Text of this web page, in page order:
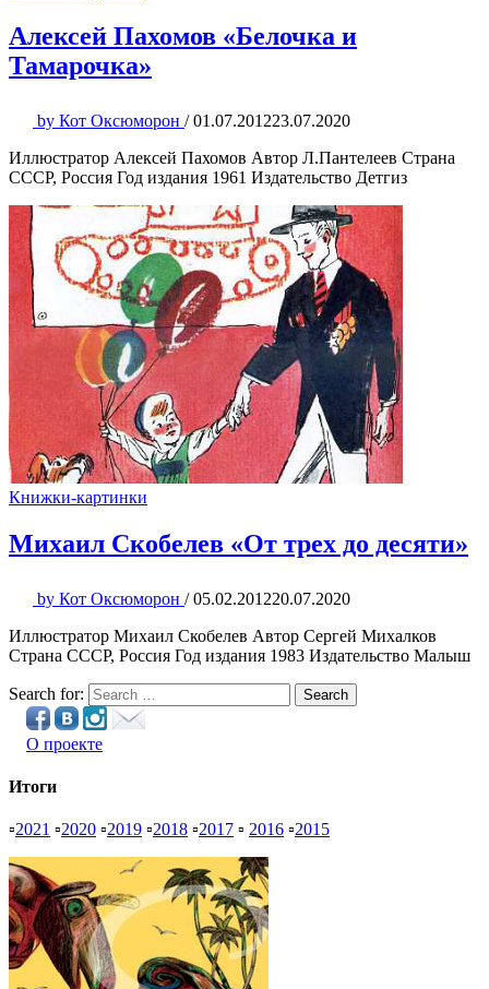
Алексей Пахомов «Белочка и
Тамарочка»
by Кот Оксюморон / 01.07.201223.07.2020
Иллюстратор Алексей Пахомов Автор Л.Пантелеев Страна
СССР, Россия Год издания 1961 Издательство Детгиз
Книжки-картинки
Михаил Скобелев «От трех до десяти»
by Кот Оксюморон / 05.02.201220.07.2020
Иллюстратор Михаил Скобелев Автор Сергей Михалков
Страна СССР, Россия Год издания 1983 Издательство Малыш
Search for: Search
О проекте
Итоги
▫2021 ▫2020 ▫2019 ▫2018 ▫2017 ▫ 2016 ▫2015